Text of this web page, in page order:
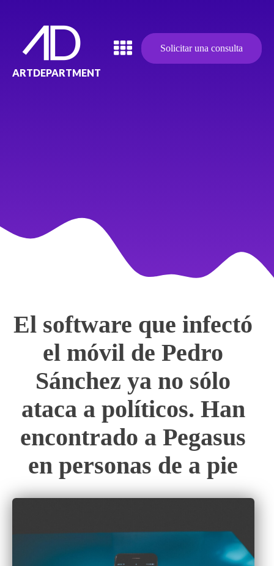
ARTDEPARTMENT
Solicitar una consulta
El software que infectó
el móvil de Pedro
Sánchez ya no sólo
ataca a políticos. Han
encontrado a Pegasus
en personas de a pie